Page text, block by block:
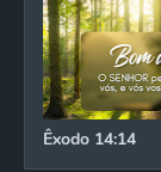
Êxodo 14:14